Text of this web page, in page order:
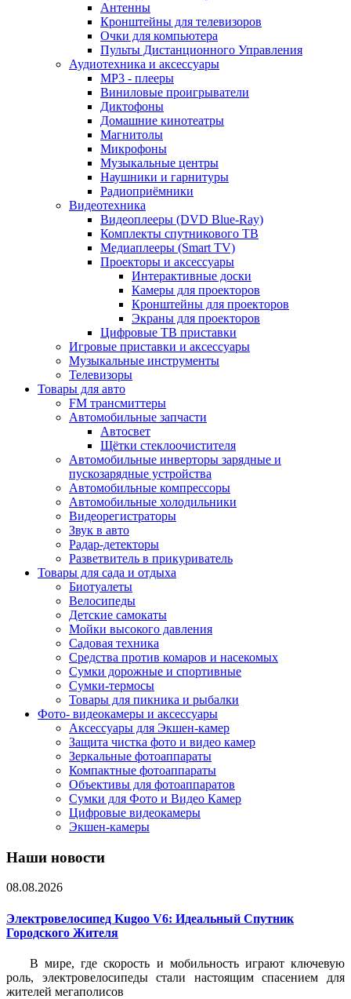
Антенны
Кронштейны для телевизоров
Очки для компьютера
Пульты Дистанционного Управления
Аудиотехника и аксессуары
MP3 - плееры
Виниловые проигрыватели
Диктофоны
Домашние кинотеатры
Магнитолы
Микрофоны
Музыкальные центры
Наушники и гарнитуры
Радиоприёмники
Видеотехника
Видеоплееры (DVD Blue-Ray)
Комплекты спутникового ТВ
Медиаплееры (Smart TV)
Проекторы и аксессуары
Интерактивные доски
Камеры для проекторов
Кронштейны для проекторов
Экраны для проекторов
Цифровые ТВ приставки
Игровые приставки и аксессуары
Музыкальные инструменты
Телевизоры
Товары для авто
FM трансмиттеры
Автомобильные запчасти
Автосвет
Щётки стеклоочистителя
Автомобильные инверторы зарядные и
пускозарядные устройства
Автомобильные компрессоры
Автомобильные холодильники
Видеорегистраторы
Звук в авто
Радар-детекторы
Разветвитель в прикуриватель
Товары для сада и отдыха
Биотуалеты
Велосипеды
Детские самокаты
Мойки высокого давления
Садовая техника
Средства против комаров и насекомых
Сумки дорожные и спортивные
Сумки-термосы
Товары для пикника и рыбалки
Фото- видеокамеры и аксессуары
Аксессуары для Экшен-камер
Защита чистка фото и видео камер
Зеркальные фотоаппараты
Компактные фотоаппараты
Объективы для фотоаппаратов
Сумки для Фото и Видео Камер
Цифровые видеокамеры
Экшен-камеры
Наши новости
08.08.2026
Электровелосипед Kugoo V6: Идеальный Спутник
Городского Жителя
В мире, где скорость и мобильность играют ключевую
роль, электровелосипеды стали настоящим спасением для
жителей мегаполисов